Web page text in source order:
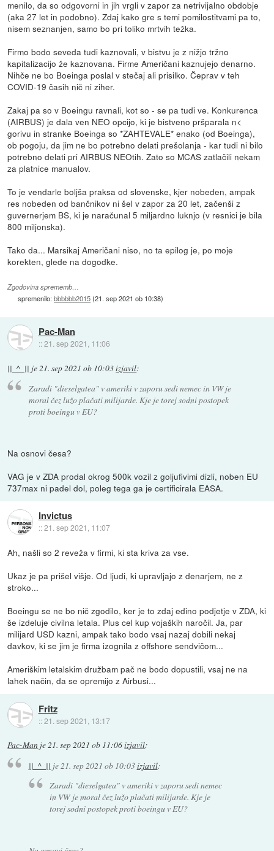
menilo, da so odgovorni in jih vrgli v zapor za netrivijalno obdobje
(aka 27 let in podobno). Zdaj kako gre s temi pomilostitvami pa to,
nisem seznanjen, samo bo pri toliko mrtvih težka.
Firmo bodo seveda tudi kaznovali, v bistvu je z nižjo tržno
kapitalizacijo že kaznovana. Firme Američani kaznujejo denarno.
Nihče ne bo Boeinga poslal v stečaj ali prisilko. Čeprav v teh
COVID-19 časih nič ni ziher.
Zakaj pa so v Boeingu ravnali, kot so - se pa tudi ve. Konkurenca
(AIRBUS) je dala ven NEO opcijo, ki je bistveno pršparala n<
gorivu in stranke Boeinga so *ZAHTEVALE* enako (od Boeinga),
ob pogoju, da jim ne bo potrebno delati prešolanja - kar tudi ni bilo
potrebno delati pri AIRBUS NEOtih. Zato so MCAS zatlačili nekam
za platnice manualov.
To je vendarle boljša praksa od slovenske, kjer nobeden, ampak
res nobeden od bančnikov ni šel v zapor za 20 let, začenši z
guvernerjem BS, ki je naračunal 5 miljardno luknjo (v resnici je bila
800 miljonska).
Tako da... Marsikaj Američani niso, no ta epilog je, po moje
korekten, glede na dogodke.
Zgodovina sprememb…
spremenilo:bbbbbb2015(21. sep 2021 ob 10:38)
Pac-Man
::21. sep 2021, 11:06
||_^_|| je21. sep 2021 ob 10:03izjavil:
Zaradi "dieselgatea" v ameriki v zaporu sedi nemec in VW je
moral čez lužo plačati milijarde. Kje je torej sodni postopek
proti boeingu v EU?
Na osnovi česa?
VAG je v ZDA prodal okrog 500k vozil z goljufivimi dizli, noben EU
737max ni padel dol, poleg tega ga je certificirala EASA.
Invictus
::21. sep 2021, 11:07
Ah, našli so 2 reveža v firmi, ki sta kriva za vse.
Ukaz je pa prišel višje. Od ljudi, ki upravljajo z denarjem, ne z
stroko...
Boeingu se ne bo nič zgodilo, ker je to zdaj edino podjetje v ZDA, ki
še izdeluje civilna letala. Plus cel kup vojaških naročil. Ja, par
milijard USD kazni, ampak tako bodo vsaj nazaj dobili nekaj
davkov, ki se jim je firma izognila z offshore sendvičom...
Ameriškim letalskim družbam pač ne bodo dopustili, vsaj ne na
lahek način, da se opremijo z Airbusi...
Fritz
::21. sep 2021, 13:17
Pac-Man je21. sep 2021 ob 11:06izjavil:
||_^_|| je 21. sep 2021 ob 10:03izjavil:
Zaradi "dieselgatea" v ameriki v zaporu sedi nemec
in VW je moral čez lužo plačati milijarde. Kje je
torej sodni postopek proti boeingu v EU?